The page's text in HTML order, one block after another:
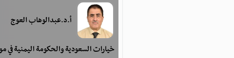
أ.د.عبدالوهاب العوج
خيارات السعودية والحكومة اليمنية في